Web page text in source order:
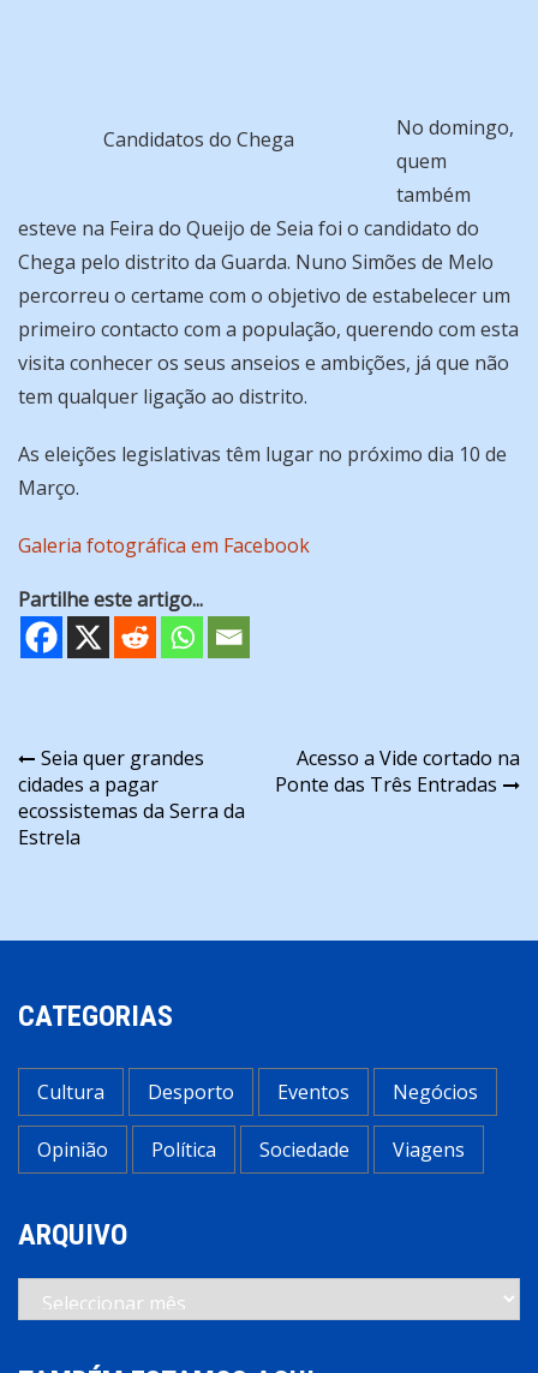
Candidatos do Chega
No domingo,
quem
também
esteve na Feira do Queijo de Seia foi o candidato do
Chega pelo distrito da Guarda. Nuno Simões de Melo
percorreu o certame com o objetivo de estabelecer um
primeiro contacto com a população, querendo com esta
visita conhecer os seus anseios e ambições, já que não
tem qualquer ligação ao distrito.
As eleições legislativas têm lugar no próximo dia 10 de
Março.
Galeria fotográfica em Facebook
Partilhe este artigo...
Navegação
de
artigos
Seia quer grandes
cidades a pagar
ecossistemas da Serra da
Estrela
Acesso a Vide cortado na
Ponte das Três Entradas
CATEGORIAS
Cultura Desporto Eventos Negócios
Opinião Política Sociedade Viagens
ARQUIVO
Arquivo